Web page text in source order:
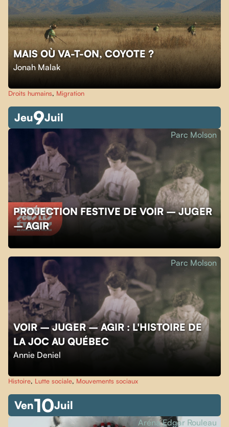
MAIS OÙ VA-T-ON, COYOTE ?
Jonah Malak
Droits humains, Migration
Jeu9Juil
PROJECTION FESTIVE DE VOIR – JUGER
– AGIR
Parc Molson
VOIR – JUGER – AGIR : L'HISTOIRE DE
LA JOC AU QUÉBEC
Annie Deniel
Parc Molson
Histoire, Lutte sociale, Mouvements sociaux
Ven10Juil
Aréna Edgar Rouleau